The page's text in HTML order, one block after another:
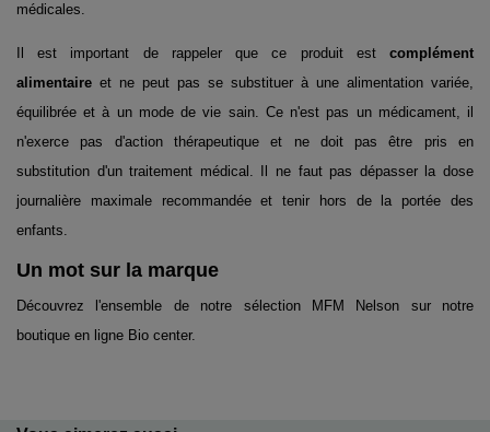
médicales.
Il est important de rappeler que ce produit estcomplément
alimentaire et ne peut pas se substituer à une alimentation variée,
équilibrée et à un mode de vie sain. Ce n'est pas un médicament, il
n'exerce pas d'action thérapeutique et ne doit pas être pris en
substitution d'un traitement médical. Il ne faut pas dépasser la dose
journalière maximale recommandée et tenir hors de la portée des
enfants.
Un mot sur la marque
Découvrez l'ensemble de notre sélection MFM Nelson
sur notre
boutique en ligne Bio center.